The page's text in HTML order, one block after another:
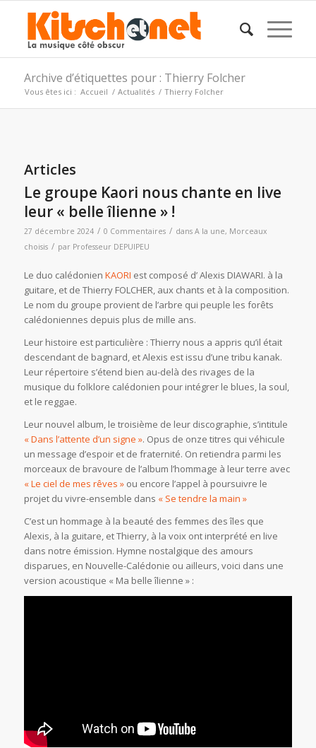
Archive d’étiquettes pour : Thierry Folcher
Vous êtes ici : Accueil / Actualités / Thierry Folcher
Articles
Le groupe Kaori nous chante en live
leur « belle îlienne » !
27 décembre 2024 / 0 Commentaires / dans A la une, Morceaux
choisis / par Professeur DEPUIPEU
Le duo calédonien KAORI est composé d’ Alexis DIAWARI. à la
guitare, et de Thierry FOLCHER, aux chants et à la composition.
Le nom du groupe provient de l’arbre qui peuple les forêts
calédoniennes depuis plus de mille ans.
Leur histoire est particulière : Thierry nous a appris qu’il était
descendant de bagnard, et Alexis est issu d’une tribu kanak.
Leur répertoire s’étend bien au-delà des rivages de la
musique du folklore calédonien pour intégrer le blues, la soul,
et le reggae.
Leur nouvel album, le troisième de leur discographie, s’intitule
« Dans l’attente d’un signe ». Opus de onze titres qui véhicule
un message d’espoir et de fraternité. On retiendra parmi les
morceaux de bravoure de l’album l’hommage à leur terre avec
« Le ciel de mes rêves »ou encore l’appel à poursuivre le
projet du vivre-ensemble dans « Se tendre la main »
C’est un hommage à la beauté des femmes des îles que
Alexis, à la guitare, et Thierry, à la voix ont interprété en live
dans notre émission. Hymne nostalgique des amours
disparues, en Nouvelle-Calédonie ou ailleurs, voici dans une
version acoustique « Ma belle îlienne » :